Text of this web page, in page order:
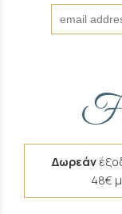
Δωρεάν
48€